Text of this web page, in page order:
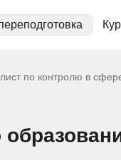
по контролю в